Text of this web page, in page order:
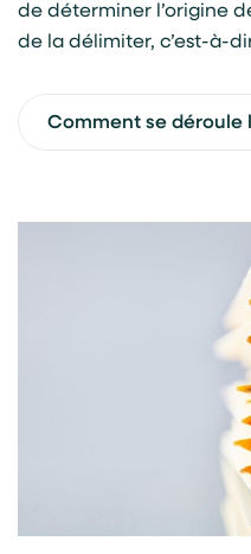
de déterminer l’origine
de la délimiter, c’est-à-
Comment se déroule